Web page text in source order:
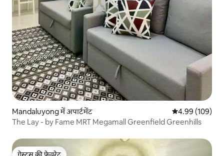
Mandaluyong में अपार्टमेंट औसत रेटिंग 5 में से
4.99 (109)
The Lay - by Fame MRT Megamall Greenfield Greenhills